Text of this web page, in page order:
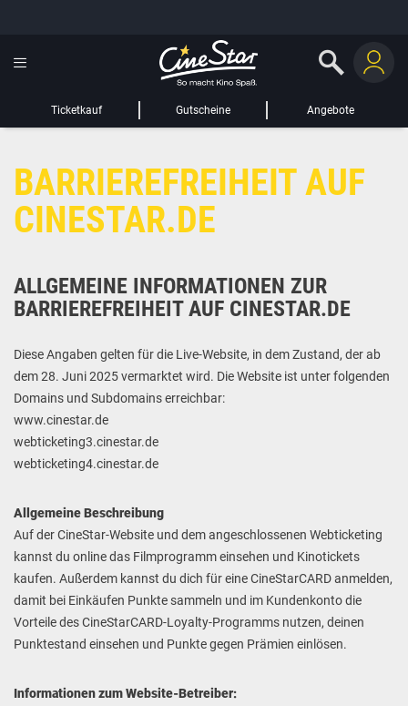
Ticketkauf Gutscheine Angebote
LIEBER CINESTAR-GAST,
Sie werden nun auf eine Website eines Drittanbieters weitergeleitet.
WEITER ZUR EXTERNEN SEITE
GUTSCHEIN HINZUFÜGEN
Gutschein
Gültig bis:
BARRIEREFREIHEIT AUF
CINESTAR.DE
ALLGEMEINE INFORMATIONEN ZUR
BARRIEREFREIHEIT AUF CINESTAR.DE
Diese Angaben gelten für die Live-Website, in dem Zustand, der ab
dem 28. Juni 2025 vermarktet wird. Die Website ist unter folgenden
Domains und Subdomains erreichbar:
www.cinestar.de
webticketing3.cinestar.de
webticketing4.cinestar.de
Allgemeine Beschreibung
Auf der CineStar-Website und dem angeschlossenen Webticketing
kannst du online das Filmprogramm einsehen und Kinotickets
kaufen. Außerdem kannst du dich für eine CineStarCARD anmelden,
damit bei Einkäufen Punkte sammeln und im Kundenkonto die
Vorteile des CineStarCARD-Loyalty-Programms nutzen, deinen
Punktestand einsehen und Punkte gegen Prämien einlösen.
Informationen zum Website-Betreiber: